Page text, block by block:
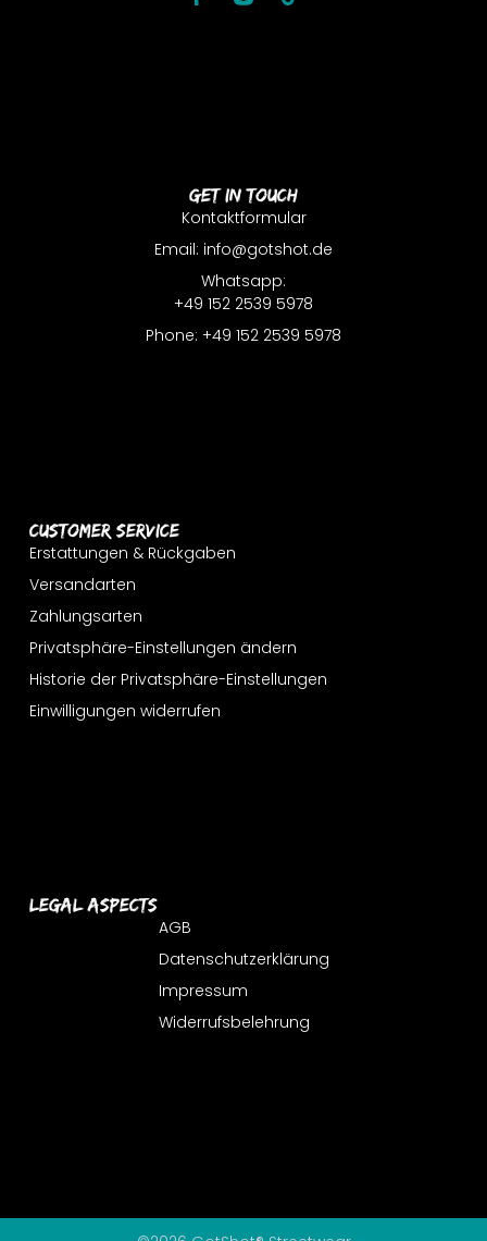
Customer Service
Erstattungen & Rückgaben
Versandarten
Zahlungsarten
Privatsphäre-Einstellungen ändern
Historie der Privatsphäre-Einstellungen
Einwilligungen widerrufen
Get In Touch
Kontaktformular
Email: info@gotshot.de
Whatsapp:
+49 152 2539 5978
Phone: +49 152 2539 5978
Legal Aspects
AGB
Datenschutzerklärung
Impressum
Widerrufsbelehrung